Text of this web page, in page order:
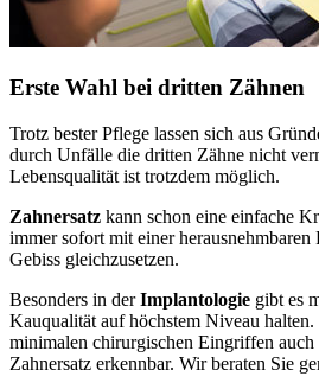
Erste Wahl bei dritten Zähnen
Trotz bester Pflege lassen sich aus
durch Unfälle die dritten Zähne nicht
Lebensqualität ist trotzdem möglich.
Zahnersatz kann schon eine einfache
immer sofort mit einer herausnehmbaren
Gebiss gleichzusetzen.
Besonders in derImplantologie gibt es
Kauqualität auf höchstem Niveau
minimalen chirurgischen Eingriffen auch
Zahnersatz erkennbar. Wir beraten Sie